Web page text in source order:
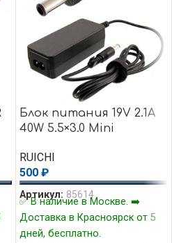
Блок питания 19V 2.1A
40W 5.5×3.0 Mini
RUICHI
500 ₽
Артикул: 85614
✅ В наличие в Москве. ➡️
Доставка в Красноярск от 5
дней, бесплатно.